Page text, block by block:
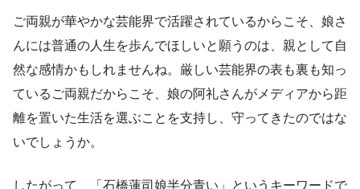
ご両親が華やかな芸能界で活躍されているからこそ、娘さ
んには普通の人生を歩んでほしいと願うのは、親として自
然な感情かもしれませんね。厳しい芸能界の表も裏も知っ
ているご両親だからこそ、娘の阿礼さんがメディアから距
離を置いた生活を選ぶことを支持し、守ってきたのではな
いでしょうか。
したがって、「石橋蓮司娘半分青い」というキーワードで